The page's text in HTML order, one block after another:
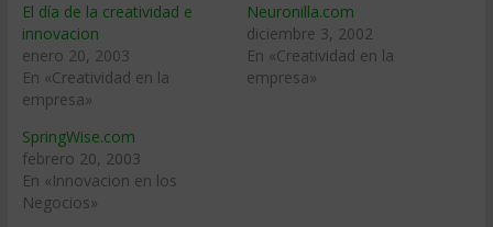
El día de la creatividad e
innovacion
enero 20, 2003
En «Creatividad en la
empresa»
Neuronilla.com
diciembre 3, 2002
En «Creatividad en la
empresa»
SpringWise.com
febrero 20, 2003
En «Innovacion en los
Negocios»